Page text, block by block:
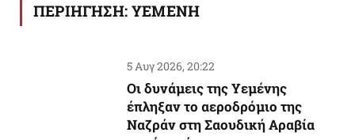
ΠΕΡΙΗΓΗΣΗ:ΥΕΜΕΝΗ
5 Αυγ 2026, 20:22
Οι δυνάμεις της Υεμένης
έπληξαν το αεροδρόμιο της
Ναζράν στη Σαουδική Αραβία